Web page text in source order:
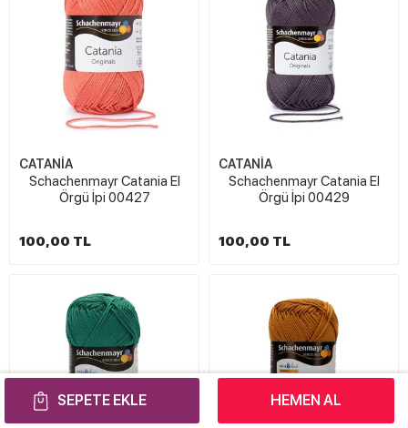
SEPETE EKLE HEMEN AL
CATANİA
Schachenmayr Catania El
Örgü İpi 00427
100,00 TL
CATANİA
Schachenmayr Catania El
Örgü İpi 00429
100,00 TL